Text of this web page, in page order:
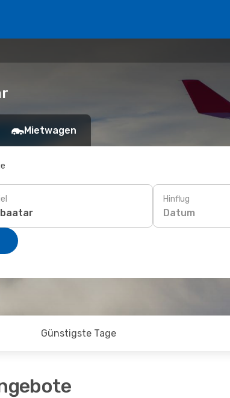
Mietwagen
Hinflug
Datum
Günstigste Tage